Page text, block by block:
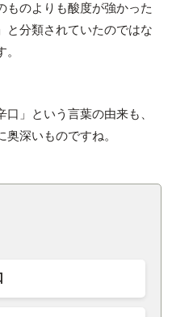
ものよりも酸度が強かった
と分類されていたのではな
」という言葉の由来も、
深いものですね。